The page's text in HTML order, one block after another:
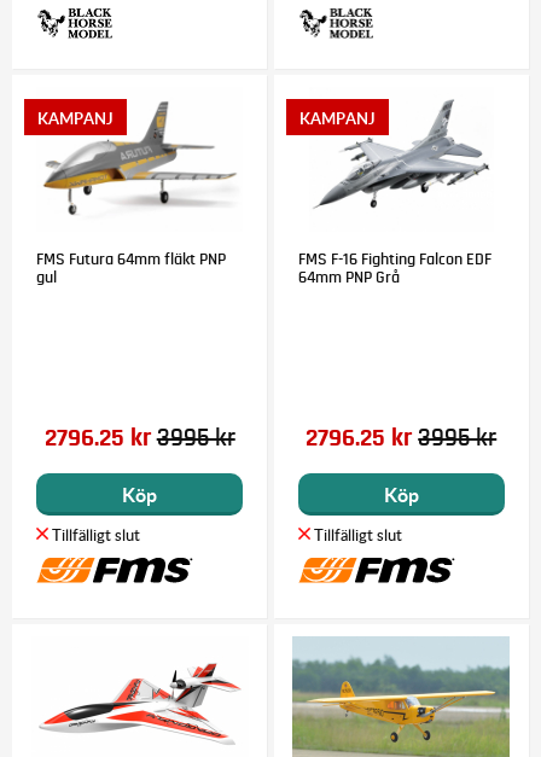
FMS Futura 64mm fläkt PNP
gul
2796.25 kr 3995 kr
Köp
FMS F-16 Fighting Falcon EDF
64mm PNP Grå
2796.25 kr 3995 kr
Köp